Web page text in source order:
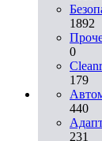
1892
0
179
440
231